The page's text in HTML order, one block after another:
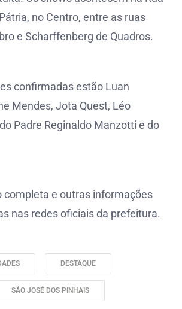
no Centro, entre as ruas
e Scharffenberg de Quadros.
confirmadas estão Luan
Mendes, Jota Quest, Léo
Padre Reginaldo Manzotti e do
completa e outras informações
nas redes oficiais da prefeitura.
DESTAQUE
SÃO JOSÉ DOS PINHAIS